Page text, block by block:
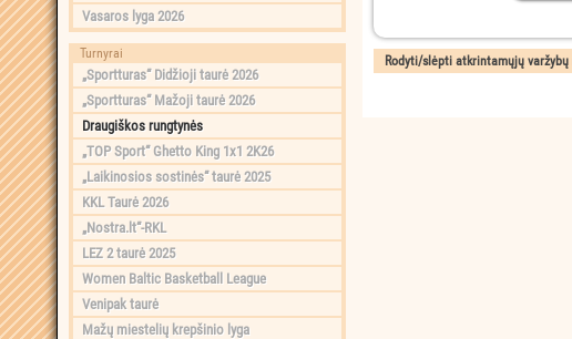
Vasaros lyga 2026
Turnyrai
„Sportturas“ Didžioji taurė 2026
„Sportturas“ Mažoji taurė 2026
Draugiškos rungtynės
„TOP Sport“ Ghetto King 1x1 2K26
„Laikinosios sostinės“ taurė 2025
KKL Taurė 2026
„Nostra.lt“-RKL
LEZ 2 taurė 2025
Women Baltic Basketball League
Venipak taurė
Mažų miestelių krepšinio lyga